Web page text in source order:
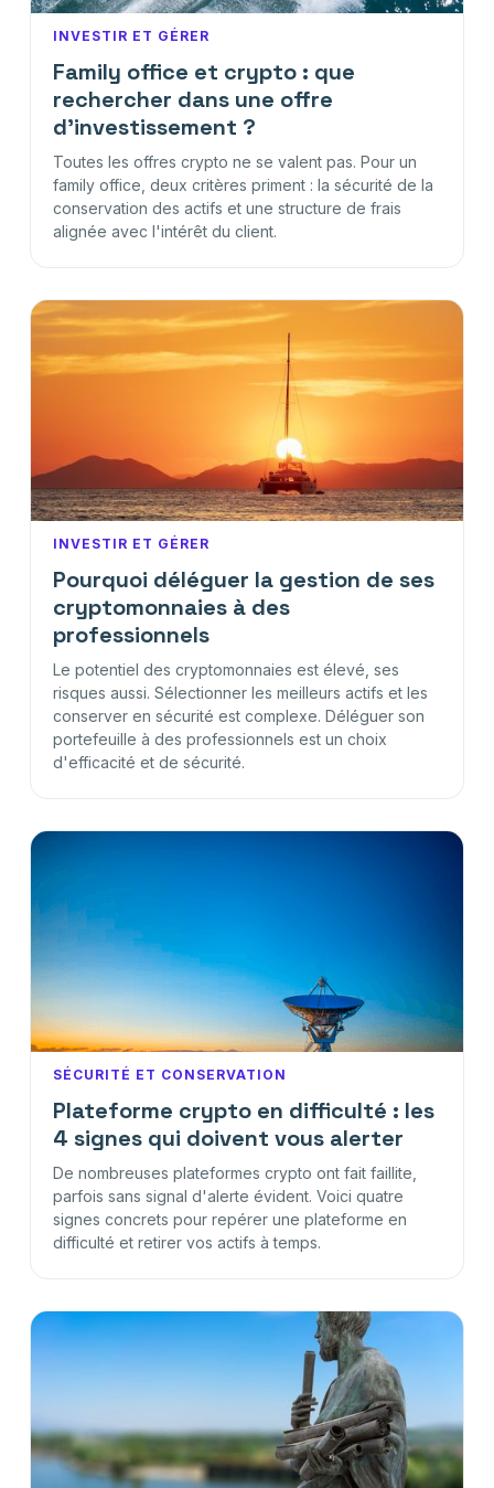
INVESTIR ET GÉRER
Family office et crypto : que
rechercher dans une offre
d'investissement ?
Toutes les offres crypto ne se valent pas. Pour un
family office, deux critères priment : la sécurité de la
conservation des actifs et une structure de frais
alignée avec l'intérêt du client.
INVESTIR ET GÉRER
Pourquoi déléguer la gestion de ses
cryptomonnaies à des
professionnels
Le potentiel des cryptomonnaies est élevé, ses
risques aussi. Sélectionner les meilleurs actifs et les
conserver en sécurité est complexe. Déléguer son
portefeuille à des professionnels est un choix
d'efficacité et de sécurité.
SÉCURITÉ ET CONSERVATION
Plateforme crypto en difficulté : les
4 signes qui doivent vous alerter
De nombreuses plateformes crypto ont fait faillite,
parfois sans signal d'alerte évident. Voici quatre
signes concrets pour repérer une plateforme en
difficulté et retirer vos actifs à temps.